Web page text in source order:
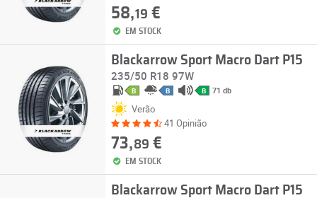
58,19 €
EM STOCK
Blackarrow Sport Macro Dart P15
235/50 R18 97W
B B B 71 db
Verão
41 Opinião
73,89 €
EM STOCK
Blackarrow Sport Macro Dart P15